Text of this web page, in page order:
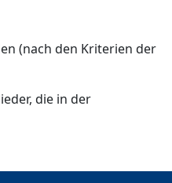
(nach den Kriterien der
die in der